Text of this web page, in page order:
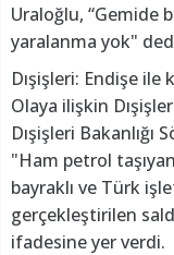
Uraloğlu, “Gemide
yaralanma yok"
Dışişleri: Endişe ile
Olaya ilişkin
Dışişleri Bakanlığı
"Ham petrol
bayraklı ve Türk
gerçekleştirilen
ifadesine yer verdi.